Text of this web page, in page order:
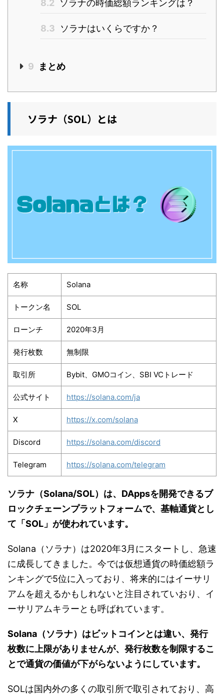
8.2 ソラナの時価総額ランキングは？
8.3 ソラナはいくらですか？
9 まとめ
ソラナ（SOL）とは
名称 Solana
トークン名 SOL
ローンチ 2020年3月
発行枚数 無制限
取引所 Bybit、GMOコイン、SBI VCトレード
公式サイト https://solana.com/ja
X https://x.com/solana
Discord https://solana.com/discord
Telegram https://solana.com/telegram
ソラナ（Solana/SOL）は、DAppsを開発できるブ
ロックチェーンプラットフォームで、基軸通貨とし
て「SOL」が使われています。
Solana（ソラナ）は2020年3月にスタートし、急速
に成長してきました。今では仮想通貨の時価総額ラ
ンキングで5位に入っており、将来的にはイーサリ
アムを超えるかもしれないと注目されていおり、イ
ーサリアムキラーとも呼ばれています。
Solana（ソラナ）はビットコインとは違い、発行
枚数に上限がありませんが、発行枚数を制限するこ
とで通貨の価値が下がらないようにしています。
SOLは国内外の多くの取引所で取引されており、高